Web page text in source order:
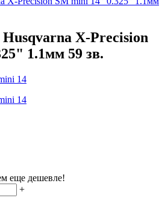
X-Precision
1.1мм 59 зв.
еще дешевле!
+